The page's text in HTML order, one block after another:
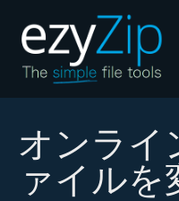
解凍する
オンライ
ァイルを